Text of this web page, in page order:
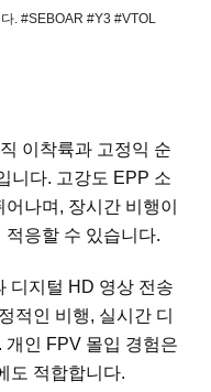
. #SEBOAR #Y3 #VTOL
이착륙과 고정익 순
니다. 고강도 EPP 소
나며, 장시간 비행이
응할 수 있습니다.
디지털 HD 영상 전송
적인 비행, 실시간 디
인 FPV 몰입 경험은
도 적합합니다.